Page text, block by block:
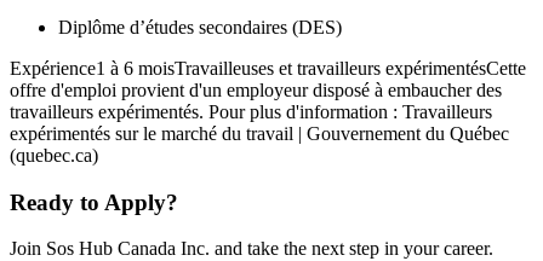
Diplôme d’études secondaires (DES)
Expérience1 à 6 moisTravailleuses et travailleurs expérimentésCette
offre d'emploi provient d'un employeur disposé à embaucher des
travailleurs expérimentés. Pour plus d'information : Travailleurs
expérimentés sur le marché du travail | Gouvernement du Québec
(quebec.ca)
Ready to Apply?
Join Sos Hub Canada Inc. and take the next step in your career.